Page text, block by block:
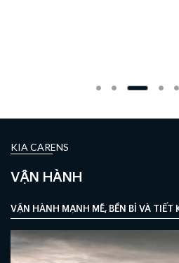
KIA CARENS
VẬN HÀNH
VẬN HÀNH MẠNH MẼ, BỀN BỈ VÀ TIẾT